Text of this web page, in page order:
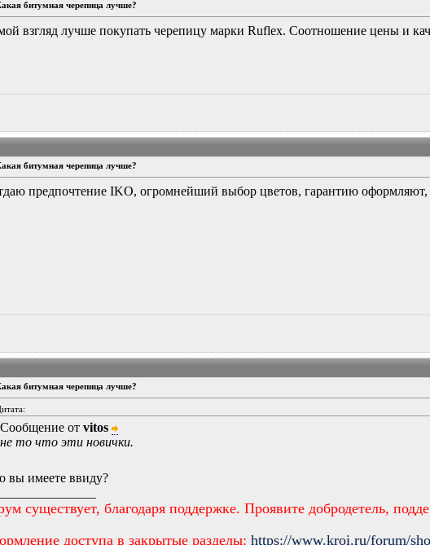
битумная черепица лучше?
взгляд лучше покупать черепицу марки Ruflex. Соотношение цены и
битумная черепица лучше?
предпочтение IKO, огромнейший выбор цветов, гарантию
битумная черепица лучше?
Сообщение отvitos
не то что эти новички.
вы имеете ввиду?
существует, благодаря поддержке. Проявите добродетель,
доступа в закрытые разделы:https://www.kroi.ru/forum/